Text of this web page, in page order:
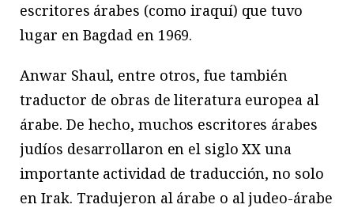
escritores árabes (como iraquí) que tuvo
lugar en Bagdad en 1969.
Anwar Shaul, entre otros, fue también
traductor de obras de literatura europea al
árabe. De hecho, muchos escritores árabes
judíos desarrollaron en el siglo XX una
importante actividad de traducción, no solo
en Irak. Tradujeron al árabe o al judeo-árabe